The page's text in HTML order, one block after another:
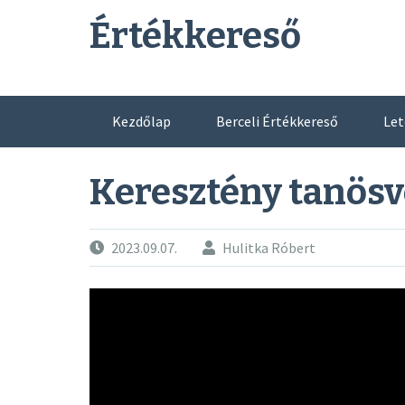
Értékkereső
Kezdőlap Berceli Értékkereső
Keresztény
2023.09.07. Hulitka Róbert